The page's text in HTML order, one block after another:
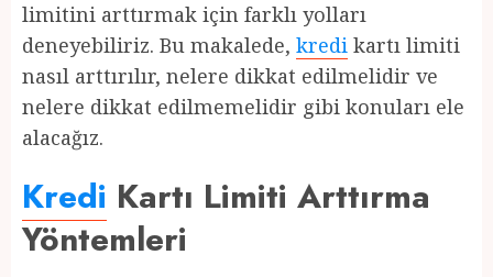
limitini arttırmak için farklı yolları
deneyebiliriz. Bu makalede, kredi kartı limiti
nasıl arttırılır, nelere dikkat edilmelidir ve
nelere dikkat edilmemelidir gibi konuları ele
alacağız.
Kredi Kartı Limiti Arttırma
Yöntemleri